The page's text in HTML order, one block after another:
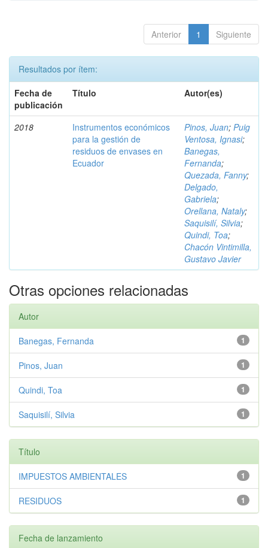
Anterior 1 Siguiente
Resultados por ítem:
Fecha de
publicación
Título Autor(es)
2018
Instrumentos económicos
para la gestión de
residuos de envases en
Ecuador
Pinos, Juan; Puig
Ventosa, Ignasi;
Banegas,
Fernanda;
Quezada, Fanny;
Delgado,
Gabriela;
Orellana, Nataly;
Saquisilí, Silvia;
Quindi, Toa;
Chacón Vintimilla,
Gustavo Javier
Otras opciones relacionadas
Autor
1
Banegas, Fernanda
1
Pinos, Juan
1
Quindi, Toa
1
Saquisilí, Silvia
Título
1
IMPUESTOS AMBIENTALES
1
RESIDUOS
Fecha de lanzamiento